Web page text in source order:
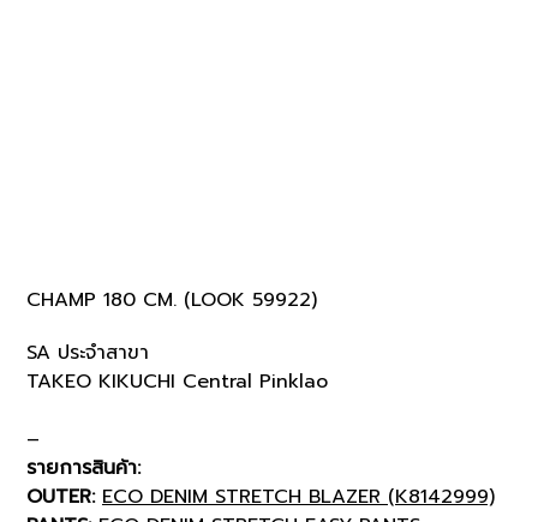
CHAMP 180 CM. (LOOK 59922)
SA ประจำสาขา
TAKEO KIKUCHI Central Pinklao
–
รายการสินค้า:
OUTER: ECO DENIM STRETCH BLAZER (K8142999)